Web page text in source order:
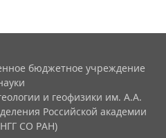
бюджетное учреждение
и геофизики им. А.А.
Российской академии
СО РАН)